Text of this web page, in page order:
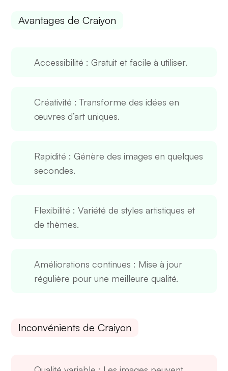
Avantages de Craiyon
Accessibilité : Gratuit et facile à utiliser.
Créativité : Transforme des idées en
œuvres d’art uniques.
Rapidité : Génère des images en quelques
secondes.
Flexibilité : Variété de styles artistiques et
de thèmes.
Améliorations continues : Mise à jour
régulière pour une meilleure qualité.
Inconvénients de Craiyon